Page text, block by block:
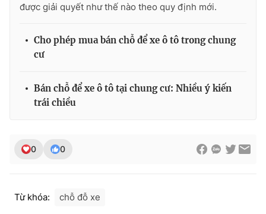
VTV Sức khoẻ Bất động sản
Thị trường 24h Tấm lòng Việt
Liên hệ tòa soạn
được giải quyết như thế nào theo quy định mới.
Cho phép mua bán chỗ để xe ô tô trong chung
cư
Bán chỗ để xe ô tô tại chung cư: Nhiều ý kiến
trái chiều
0 0
Từ khóa: chỗ đỗ xe